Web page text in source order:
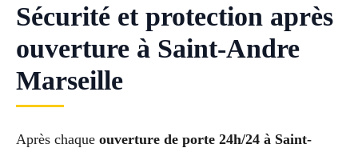
Sécurité et protection après
ouverture à Saint-Andre
Marseille
Après chaque ouverture de porte 24h/24 à Saint-